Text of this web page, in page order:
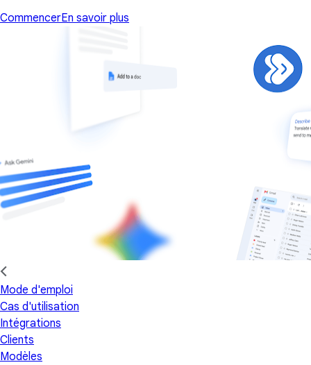
CommencerEn savoir plus
Mode d'emploi
Cas d'utilisation
Intégrations
Clients
Modèles